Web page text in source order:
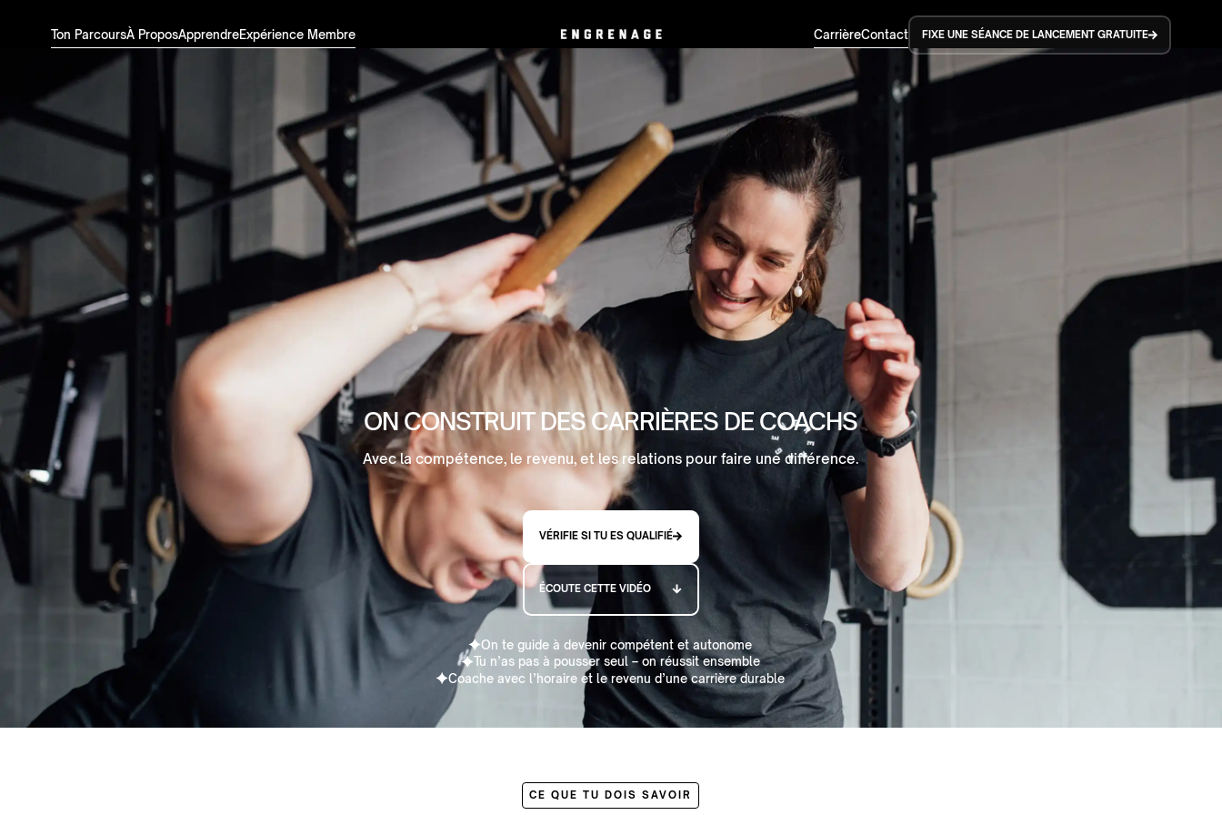
Ton ParcoursÀ ProposApprendreExpérience Membre CarrièreContact FIXE UNE SÉANCE DE LANCEMENT GRATUITE
ON CONSTRUIT DES CARRIÈRES DE COACHS
Avec la compétence, le revenu, et les relations pour faire une différence.
VÉRIFIE SI TU ES QUALIFIÉ
ÉCOUTE CETTE VIDÉO
On te guide à devenir compétent et autonome
Tu n’as pas à pousser seul – on réussit ensemble
Coache avec l’horaire et le revenu d’une carrière durable
CE QUE TU DOIS SAVOIR